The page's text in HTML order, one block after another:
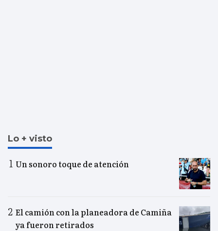
Lo + visto
Un sonoro toque de atención
El camión con la planeadora de Camiña
ya fueron retirados